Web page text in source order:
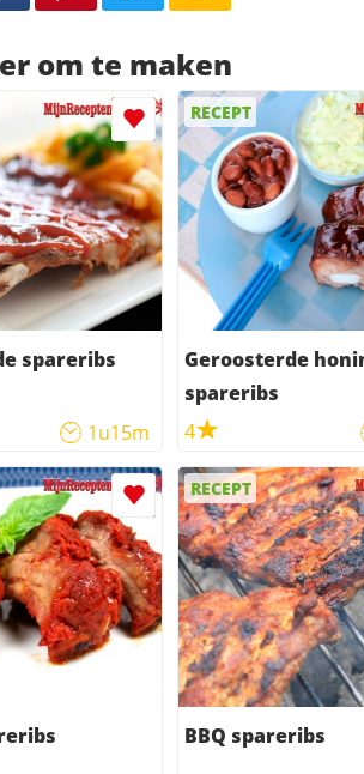
om te maken
spareribs
1u15m
RECEPT
Geroosterde
spareribs
4
RECEPT
BBQ spareribs